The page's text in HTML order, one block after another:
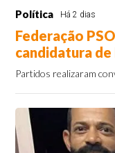
Política Há 2 dias
Federação
candidatura
Partidos realizaram